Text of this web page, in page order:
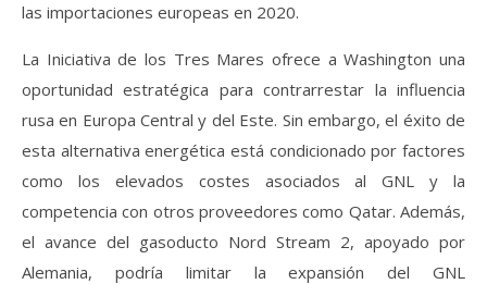
las importaciones europeas en 2020.
La Iniciativa de los Tres Mares ofrece a Washington una
oportunidad estratégica para contrarrestar la influencia
rusa en Europa Central y del Este. Sin embargo, el éxito de
esta alternativa energética está condicionado por factores
como los elevados costes asociados al GNL y la
competencia con otros proveedores como Qatar. Además,
el avance del gasoducto Nord Stream 2, apoyado por
Alemania, podría limitar la expansión del GNL